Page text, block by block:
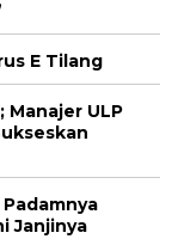
E Tilang
ULP
Janjinya